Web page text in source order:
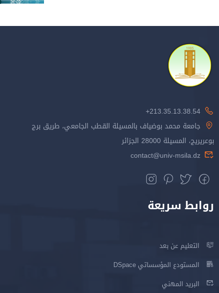
213.35.13.38.54+
جامعة محمد بوضياف بالمسيلة القطب الجامعي، طريق برج
بوعريريج، المسيلة 28000 الجزائر
contact@univ-msila.dz
روابط سريعة
التعليم عن بعد
المستودع المؤسساتي DSpace
البريد المهني